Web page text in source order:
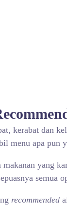
kerabat dan
apa pun
yang
semua
recommended